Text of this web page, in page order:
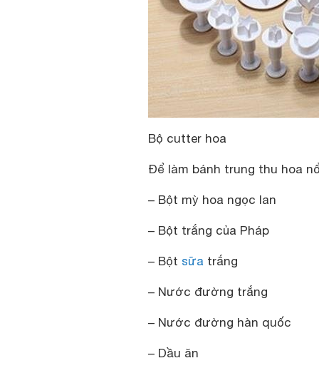
Bộ cutter hoa
Để làm bánh trung thu hoa
– Bột mỳ hoa ngọc lan
– Bột trắng của Pháp
– Bột sữa trắng
– Nước đường trắng
– Nước đường hàn quốc
– Dầu ăn